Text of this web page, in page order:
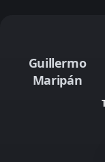
Guillermo
Maripán